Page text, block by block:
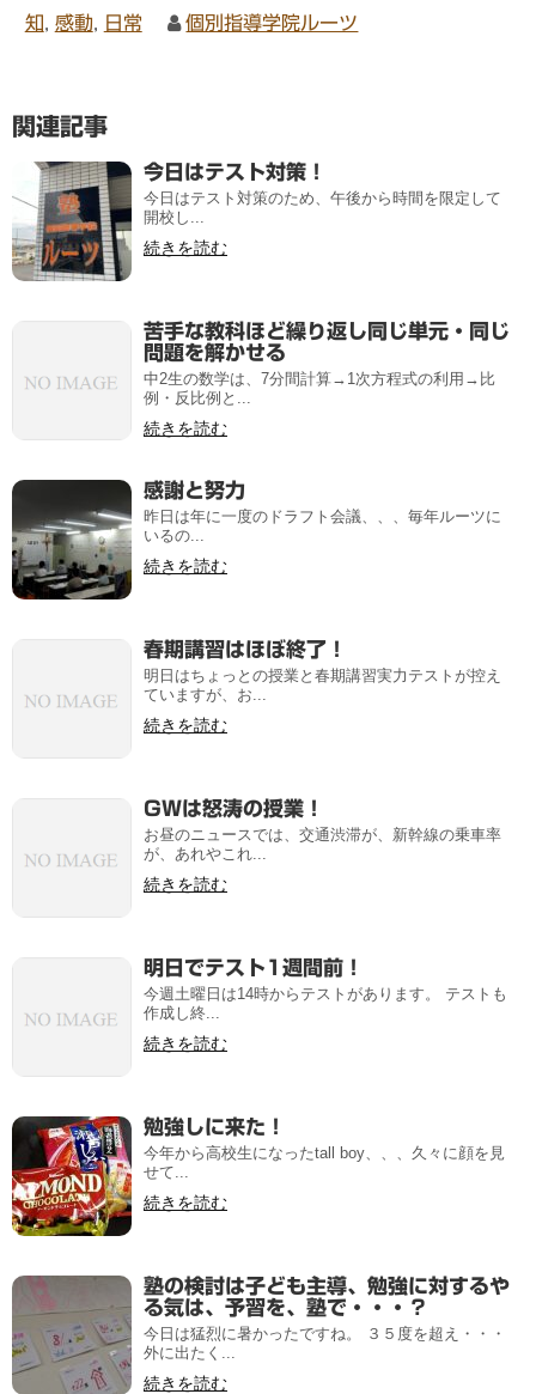
知 感動 日常 個別指導学院ルーツ
関連記事
今日はテスト対策！
今日はテスト対策のため、午後から時間を限定して
開校し...
続きを読む
苦手な教科ほど繰り返し同じ単元・同じ
問題を解かせる
中2生の数学は、7分間計算→1次方程式の利用→比
例・反比例と...
続きを読む
感謝と努力
昨日は年に一度のドラフト会議、、、毎年ルーツに
いるの...
続きを読む
春期講習はほぼ終了！
明日はちょっとの授業と春期講習実力テストが控え
ていますが、お...
続きを読む
GWは怒涛の授業！
お昼のニュースでは、交通渋滞が、新幹線の乗車率
が、あれやこれ...
続きを読む
明日でテスト1週間前！
今週土曜日は14時からテストがあります。 テストも
作成し終...
続きを読む
勉強しに来た！
今年から高校生になったtall boy、、、久々に顔を見
せて...
続きを読む
塾の検討は子ども主導、勉強に対するや
る気は、予習を、塾で・・・？
今日は猛烈に暑かったですね。 ３５度を超え・・・
外に出たく...
続きを読む